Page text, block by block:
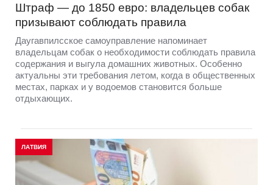
Штраф — до 1850 евро: владельцев собак
призывают соблюдать правила
Даугавпилсское самоуправление напоминает
владельцам собак о необходимости соблюдать правила
содержания и выгула домашних животных. Особенно
актуальны эти требования летом, когда в общественных
местах, парках и у водоемов становится больше
отдыхающих.
ЛАТВИЯ